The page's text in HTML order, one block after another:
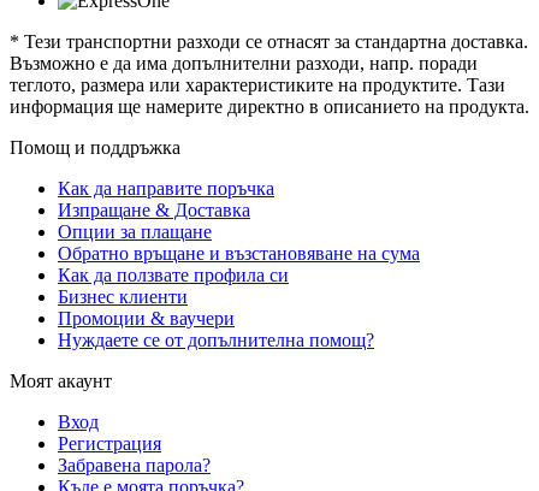
* Тези транспортни разходи се отнасят за стандартна доставка.
Възможно е да има допълнителни разходи, напр. поради
теглото, размера или характеристиките на продуктите. Тази
информация ще намерите директно в описанието на продукта.
Помощ и поддръжка
Как да направите поръчка
Изпращане & Доставка
Опции за плащане
Обратно връщане и възстановяване на сума
Как да ползвате профила си
Бизнес клиенти
Промоции & ваучери
Нуждаете се от допълнителна помощ?
Моят акаунт
Вход
Регистрация
Забравена парола?
Къде е моята поръчка?